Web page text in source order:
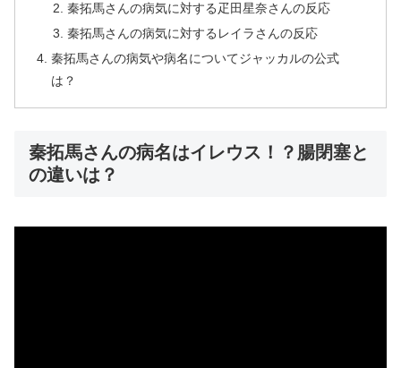
秦拓馬さんの病気に対する疋田星奈さんの反応
秦拓馬さんの病気に対するレイラさんの反応
秦拓馬さんの病気や病名についてジャッカルの公式
は？
秦拓馬さんの病名はイレウス！？腸閉塞と
の違いは？